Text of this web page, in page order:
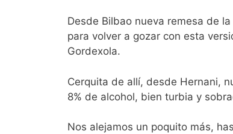
Desde Bilbao nueva remesa de la
para volver a gozar con esta
Gordexola.
Cerquita de allí, desde Hernani,
8% de alcohol, bien turbia y
Nos alejamos un poquito más,